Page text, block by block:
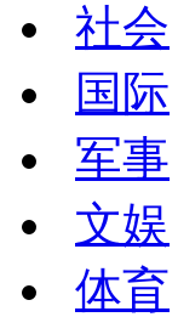
社会
国际
军事
文娱
体育